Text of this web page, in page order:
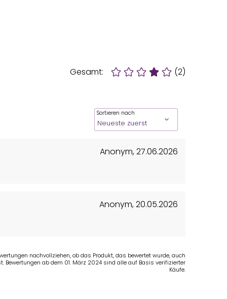
Gesamt: (2)
Sortieren nach
Anonym,27.06.2026
Anonym,20.05.2026
nachvollziehen, ob das Produkt, das bewertet wurde, auch
Bewertungen ab dem 01. März 2024 sind alle auf Basis verifizierter
Käufe.